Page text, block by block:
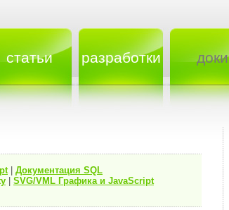
статьи разработки доки
| Документация SQL
SVG/VML Графика и JavaScript